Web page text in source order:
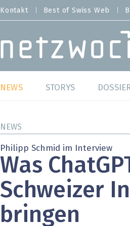
Kontakt Best of Swiss Web
MAIN NAVIGATION
NEWS
Studien
Meinungen
Hands-on
STORYS
Best
SAP
NEWS
Philipp Schmid im Interview
Was
Schweizer
bringen